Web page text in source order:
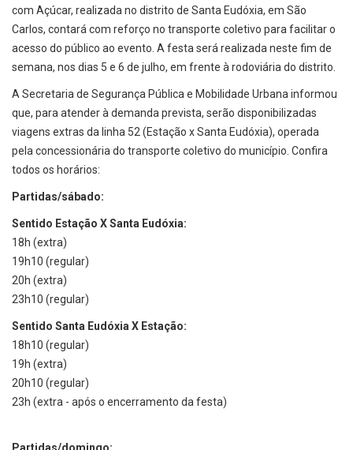
com Açúcar, realizada no distrito de Santa Eudóxia, em São
Carlos, contará com reforço no transporte coletivo para facilitar o
acesso do público ao evento. A festa será realizada neste fim de
semana, nos dias 5 e 6 de julho, em frente à rodoviária do distrito.
A Secretaria de Segurança Pública e Mobilidade Urbana informou
que, para atender à demanda prevista, serão disponibilizadas
viagens extras da linha 52 (Estação x Santa Eudóxia), operada
pela concessionária do transporte coletivo do município. Confira
todos os horários:
Partidas/sábado:
Sentido Estação X Santa Eudóxia:
18h (extra)
19h10 (regular)
20h (extra)
23h10 (regular)
Sentido Santa Eudóxia X Estação:
18h10 (regular)
19h (extra)
20h10 (regular)
23h (extra - após o encerramento da festa)